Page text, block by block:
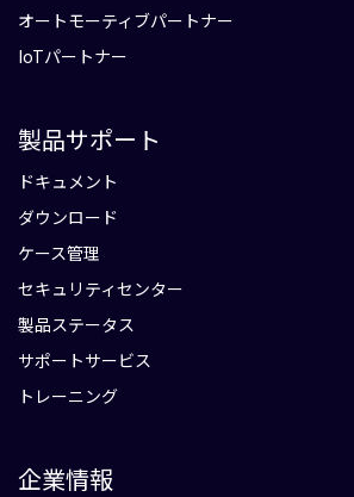
オートモーティブパートナー
IoTパートナー
製品サポート
ドキュメント
ダウンロード
ケース管理
セキュリティセンター
製品ステータス
サポートサービス
トレーニング
企業情報